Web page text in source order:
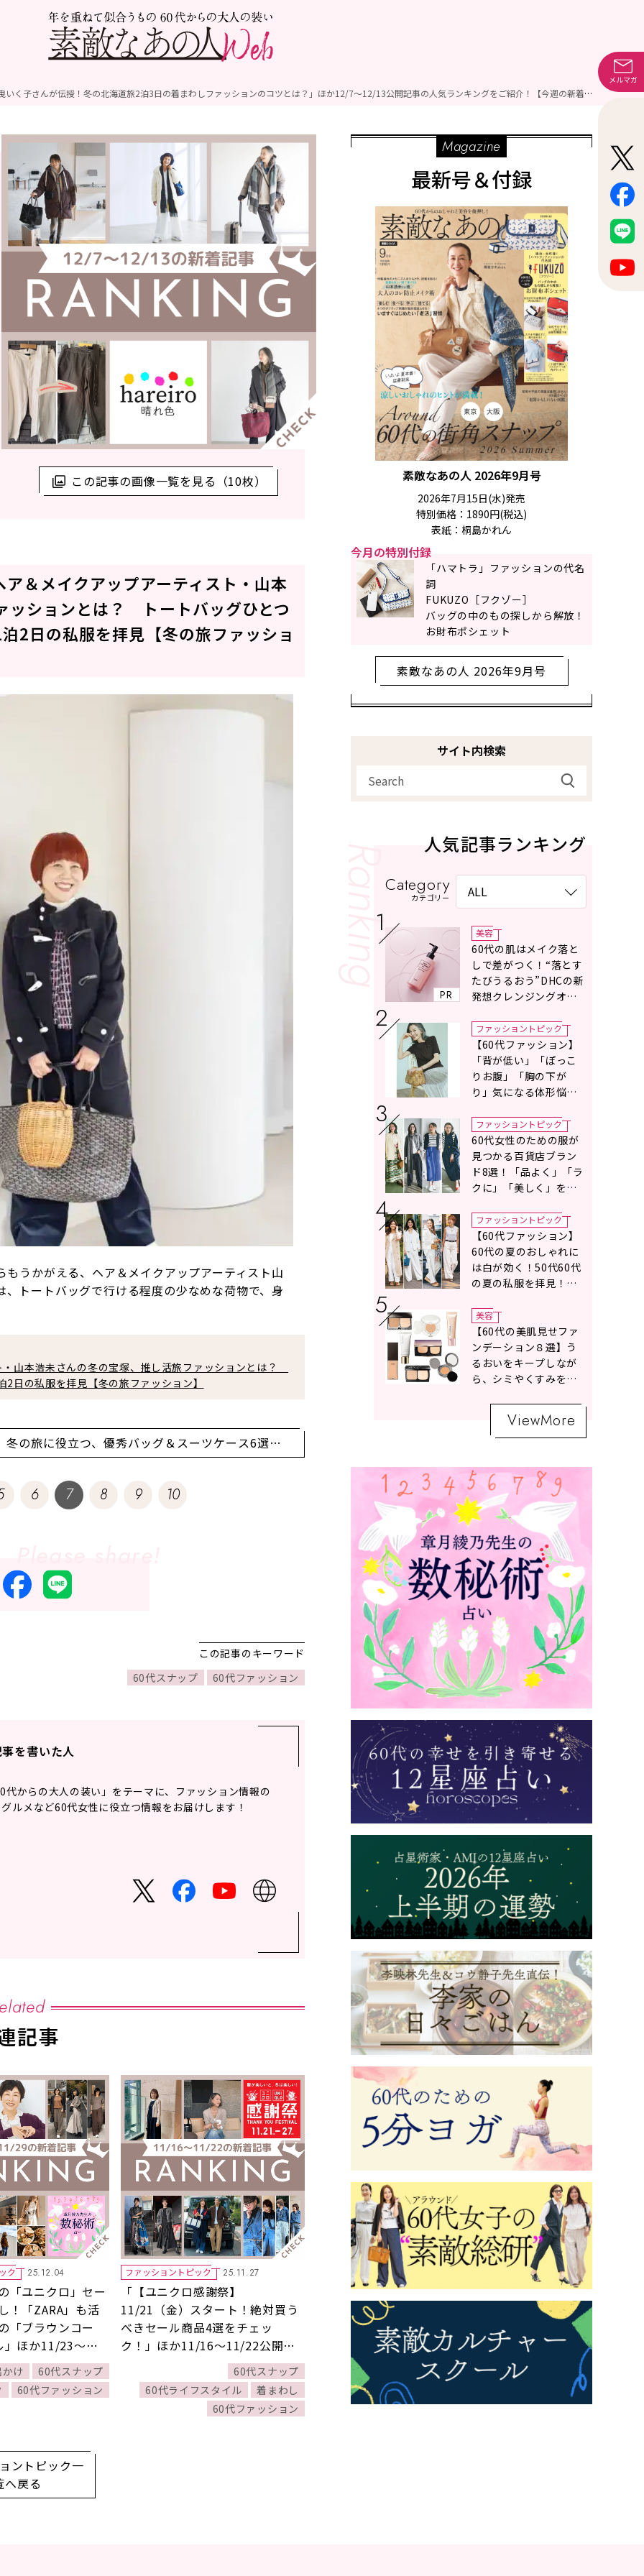
「人気スタイリスト・地曳いく子さんが伝授！冬の北海道旅2泊3日の着まわしファッションのコツとは？」ほか12/7～12/13公開記事の人気ランキングをご紹介！【今週の新着記事ベスト10】
この記事の画像一覧を見る（10枚）
＆メイクアップアーティスト・山本
ッションとは？ トートバッグひとつ
2日の私服を拝見【冬の旅ファッショ
うかがえる、ヘア＆メイクアップアーティスト山
トートバッグで行ける程度の少なめな荷物で、身
山本浩未さんの冬の宝塚、推し活旅ファッションとは？
日の私服を拝見【冬の旅ファッション】
の旅に役立つ、優秀バッグ＆スーツケース6選。
を！【トラベルバッグ】
6 7 8 9 10
この記事のキーワード
60代スナップ
60代ファッション
を書いた人
代からの大人の装い」をテーマに、ファッション情報の
ルメなど60代女性に役立つ情報をお届けします！
記事
ク 25.12.04
「ユニクロ」セー
！「ZARA」も活
「ブラウンコー
」ほか11/23～
の人気ランキング
週の新着記事ベス
け
60代スナップ
60代ファッション
ファッショントピック 25.11.27
「【ユニクロ感謝祭】
11/21（金）スタート！絶対買う
べきセール商品4選をチェッ
ク！」ほか11/16～11/22公開記
事の人気ランキングをご紹介！
【今週の新着記事ベスト10】
60代スナップ
60代ライフスタイル
着まわし
60代ファッション
ントピック一
へ戻る
Magazine
最新号＆付録
素敵なあの人 2026年9月号
2026年7月15日(水)発売
特別価格：1890円(税込)
表紙：桐島かれん
今月の特別付録
「ハマトラ」ファッションの代名
詞
FUKUZO［フクゾー］
バッグの中のもの探しから解放！
お財布ポシェット
素敵なあの人 2026年9月号
サイト内検索
人気記事ランキング
Category
カテゴリー
PR
美容
60代の肌はメイク落と
しで差がつく！“落とす
たびうるおう”DHCの新
発想クレンジングオイ
ファッショントピック
【60代ファッション】
「背が低い」「ぽっこ
りお腹」「胸の下が
り」気になる体形悩み
の選び方〉をスタイリ
スト地曳いく子さんが
アドバイス！
ファッショントピック
60代女性のための服が
見つかる百貨店ブラン
ド8選！「品よく」「ラ
クに」「美しく」を叶
ファッショントピック
【60代ファッション】
60代の夏のおしゃれに
は白が効く！50代60代
の夏の私服を拝見！白
の魔術】
美容
【60代の美肌見せファ
ンデーション８選】う
るおいをキープしなが
ら、シミやくすみをナ
ViewMore
メルマガ